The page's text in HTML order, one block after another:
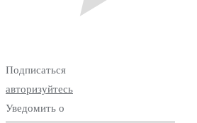
Подписаться
авторизуйтесь
Уведомить о